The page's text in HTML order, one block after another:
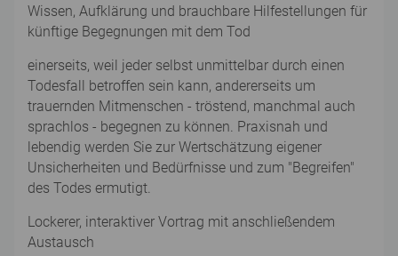
Wissen, Aufklärung und brauchbare Hilfestellungen für
künftige Begegnungen mit dem Tod
einerseits, weil jeder selbst unmittelbar durch einen
Todesfall betroffen sein kann, andererseits um
trauernden Mitmenschen - tröstend, manchmal auch
sprachlos - begegnen zu können. Praxisnah und
lebendig werden Sie zur Wertschätzung eigener
Unsicherheiten und Bedürfnisse und zum "Begreifen"
des Todes ermutigt.
Lockerer, interaktiver Vortrag mit anschließendem
Austausch